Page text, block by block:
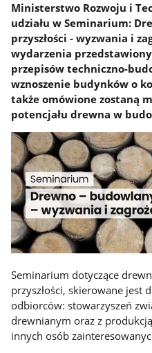
Ministerstwo Rozwoju i
udziału w Seminarium:
przyszłości - wyzwania i
wydarzenia
przepisów techniczno-
wznoszenie budynków o
także omówione zostaną
potencjału drewna w
Seminarium dotyczące
przyszłości, skierowane jest
odbiorców: stowarzyszeń
drewnianym oraz z
innych osób